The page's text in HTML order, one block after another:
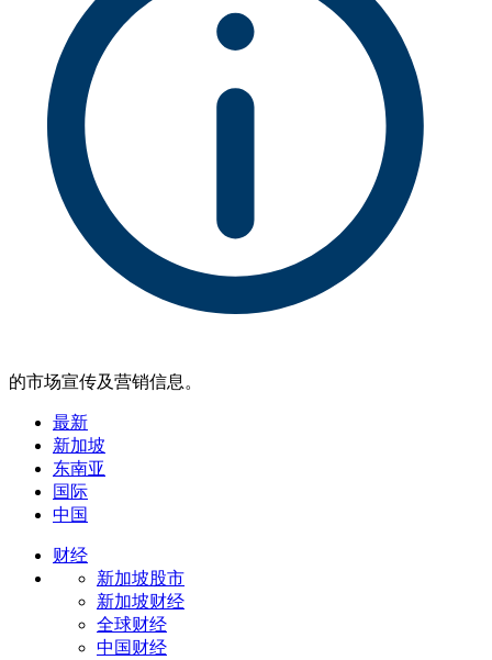
的市场宣传及营销信息。
最新
新加坡
东南亚
国际
中国
财经
新加坡股市
新加坡财经
全球财经
中国财经